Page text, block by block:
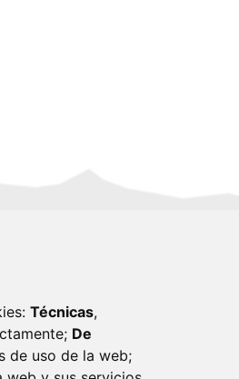
Técnicas,
De
de uso de la web;